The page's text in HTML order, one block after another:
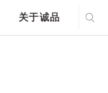
关于诚品